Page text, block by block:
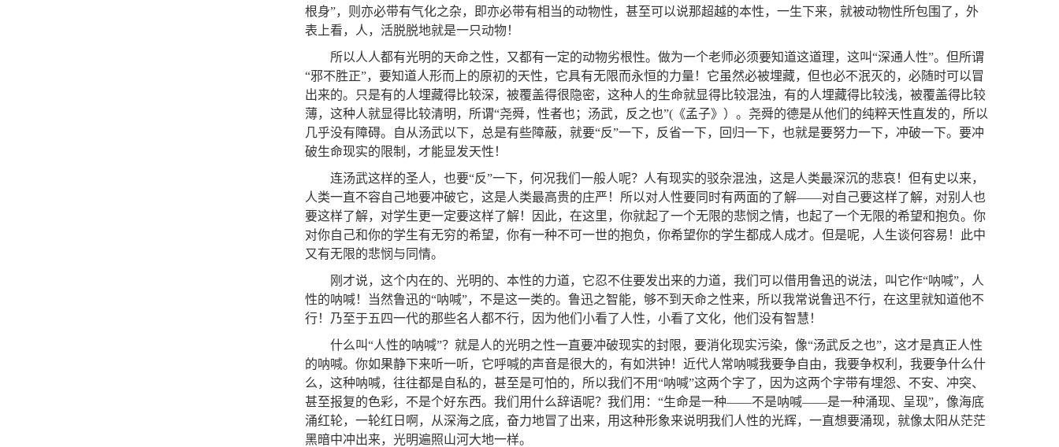
根身”，则亦必带有气化之杂，即亦必带有相当的动物性，甚至可以说那超越的本性，一生下来，就被动物性所包围了，外
表上看，人，活脱脱地就是一只动物！
所以人人都有光明的天命之性，又都有一定的动物劣根性。做为一个老师必须要知道这道理，这叫“深通人性”。但所谓
“邪不胜正”，要知道人形而上的原初的天性，它具有无限而永恒的力量！它虽然必被埋藏，但也必不泯灭的，必随时可以冒
出来的。只是有的人埋藏得比较深，被覆盖得很隐密，这种人的生命就显得比较混浊，有的人埋藏得比较浅，被覆盖得比较
薄，这种人就显得比较清明，所谓“尧舜，性者也；汤武，反之也”(《孟子》）。尧舜的德是从他们的纯粹天性直发的，所以
几乎没有障碍。自从汤武以下，总是有些障蔽，就要“反”一下，反省一下，回归一下，也就是要努力一下，冲破一下。要冲
破生命现实的限制，才能显发天性！
连汤武这样的圣人，也要“反”一下，何况我们一般人呢？人有现实的驳杂混浊，这是人类最深沉的悲哀！但有史以来，
人类一直不容自己地要冲破它，这是人类最高贵的庄严！所以对人性要同时有两面的了解——对自己要这样了解，对别人也
要这样了解，对学生更一定要这样了解！因此，在这里，你就起了一个无限的悲悯之情，也起了一个无限的希望和抱负。你
对你自己和你的学生有无穷的希望，你有一种不可一世的抱负，你希望你的学生都成人成才。但是呢，人生谈何容易！此中
又有无限的悲悯与同情。
刚才说，这个内在的、光明的、本性的力道，它忍不住要发出来的力道，我们可以借用鲁迅的说法，叫它作“呐喊”，人
性的呐喊！当然鲁迅的“呐喊”，不是这一类的。鲁迅之智能，够不到天命之性来，所以我常说鲁迅不行，在这里就知道他不
行！乃至于五四一代的那些名人都不行，因为他们小看了人性，小看了文化，他们没有智慧！
什么叫“人性的呐喊”？就是人的光明之性一直要冲破现实的封限，要消化现实污染，像“汤武反之也”，这才是真正人性
的呐喊。你如果静下来听一听，它呼喊的声音是很大的，有如洪钟！近代人常呐喊我要争自由，我要争权利，我要争什么什
么，这种呐喊，往往都是自私的，甚至是可怕的，所以我们不用“呐喊”这两个字了，因为这两个字带有埋怨、不安、冲突、
甚至报复的色彩，不是个好东西。我们用什么辞语呢？我们用：“生命是一种——不是呐喊——是一种涌现、呈现”，像海底
涌红轮，一轮红日啊，从深海之底，奋力地冒了出来，用这种形象来说明我们人性的光辉，一直想要涌现，就像太阳从茫茫
黑暗中冲出来，光明遍照山河大地一样。